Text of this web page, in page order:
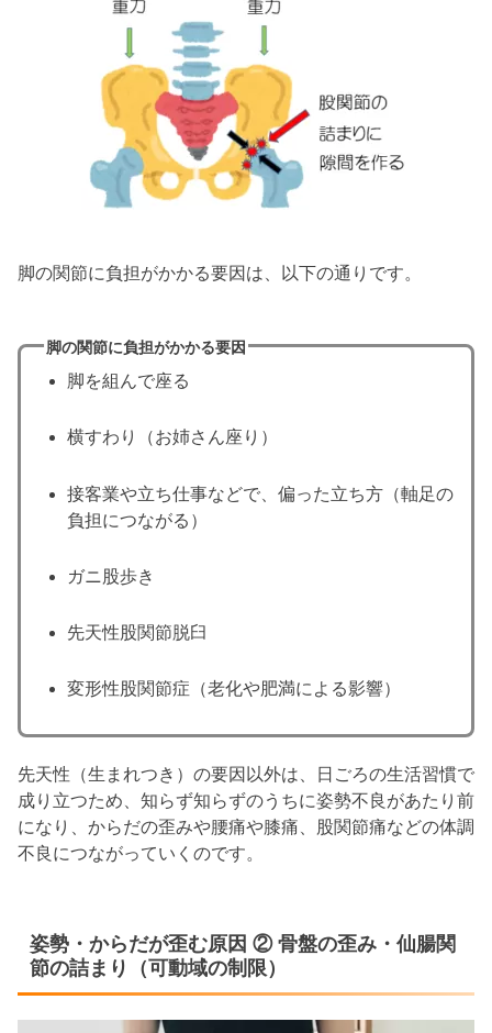
脚の関節に負担がかかる要因は、以下の通りです。
脚の関節に負担がかかる要因
脚を組んで座る
横すわり（お姉さん座り）
接客業や立ち仕事などで、偏った立ち方（軸足の
負担につながる）
ガニ股歩き
先天性股関節脱臼
変形性股関節症（老化や肥満による影響）
先天性（生まれつき）の要因以外は、日ごろの生活習慣で
成り立つため、知らず知らずのうちに姿勢不良があたり前
になり、からだの歪みや腰痛や膝痛、股関節痛などの体調
不良につながっていくのです。
姿勢・からだが歪む原因 ② 骨盤の歪み・仙腸関
節の詰まり（可動域の制限）